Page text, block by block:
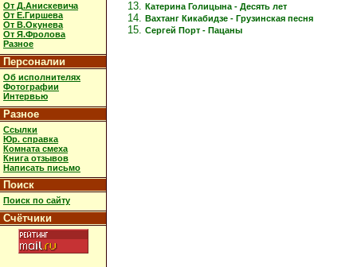
От Д.Анискевича
От Е.Гиршева
От В.Окунева
От Я.Фролова
Разное
Персоналии
Об исполнителях
Фотографии
Интервью
Разное
Ссылки
Юр. справка
Комната смеха
Книга отзывов
Написать письмо
Поиск
Поиск по сайту
Счётчики
Катерина Голицына - Десять лет
Вахтанг Кикабидзе - Грузинская песня
Сергей Порт - Пацаны